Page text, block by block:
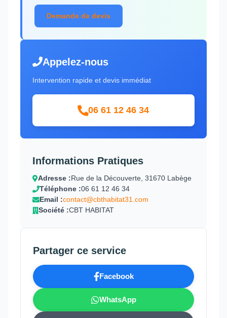
Demande de devis
Appelez-nous
Intervention rapide et devis immédiat
06 61 12 46 34
Informations Pratiques
Adresse :Rue de la Découverte, 31670 Labège
Téléphone :06 61 12 46 34
Email :contact@cbthabitat31.com
Société :CBT HABITAT
Partager ce service
Facebook
WhatsApp